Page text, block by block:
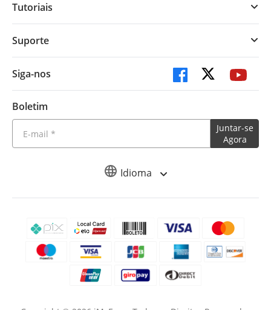
Idioma
Tutoriais
Suporte
Siga-nos
Boletim
Juntar-se
Agora